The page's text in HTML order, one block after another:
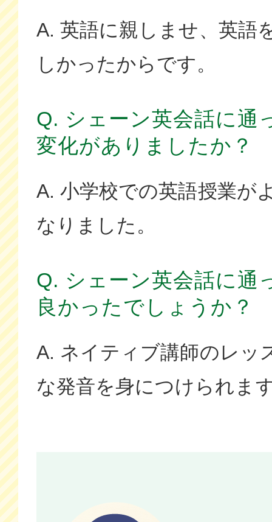
A. 英語に親しませ、英語
しかったからです。
Q. シェーン英会話に通
変化がありましたか？
A. 小学校での英語授業が
なりました。
Q. シェーン英会話に通
良かったでしょうか？
A. ネイティブ講師のレッ
な発音を身につけられま